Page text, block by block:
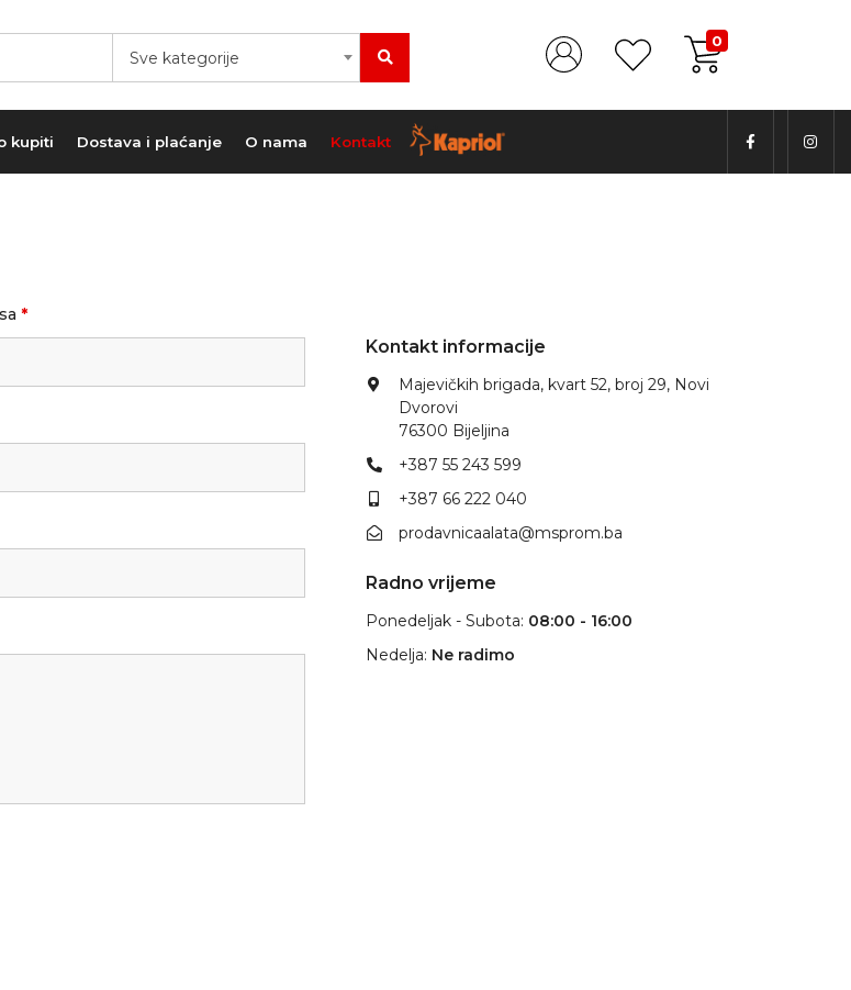
Sve kategorije
0
kupiti Dostava i plaćanje O nama Kontakt
*
Kontakt informacije
Majevičkih brigada, kvart 52, broj 29, Novi
Dvorovi
76300 Bijeljina
+387 55 243 599
+387 66 222 040
prodavnicaalata@msprom.ba
Radno vrijeme
Ponedeljak - Subota: 08:00 - 16:00
Nedelja: Ne radimo